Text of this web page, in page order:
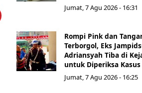
Jumat, 7 Agu 2026 - 16:31
Rompi Pink dan
Terborgol, Eks
Adriansyah Tiba di
untuk Diperiksa Kasus
Jumat, 7 Agu 2026 - 16:25